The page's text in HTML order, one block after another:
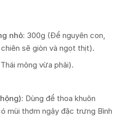
nhỏ: 300g (Để nguyên con,
sẽ giòn và ngọt thịt).
mỏng vừa phải).
Dùng để thoa khuôn
mùi thơm ngậy đặc trưng Bình